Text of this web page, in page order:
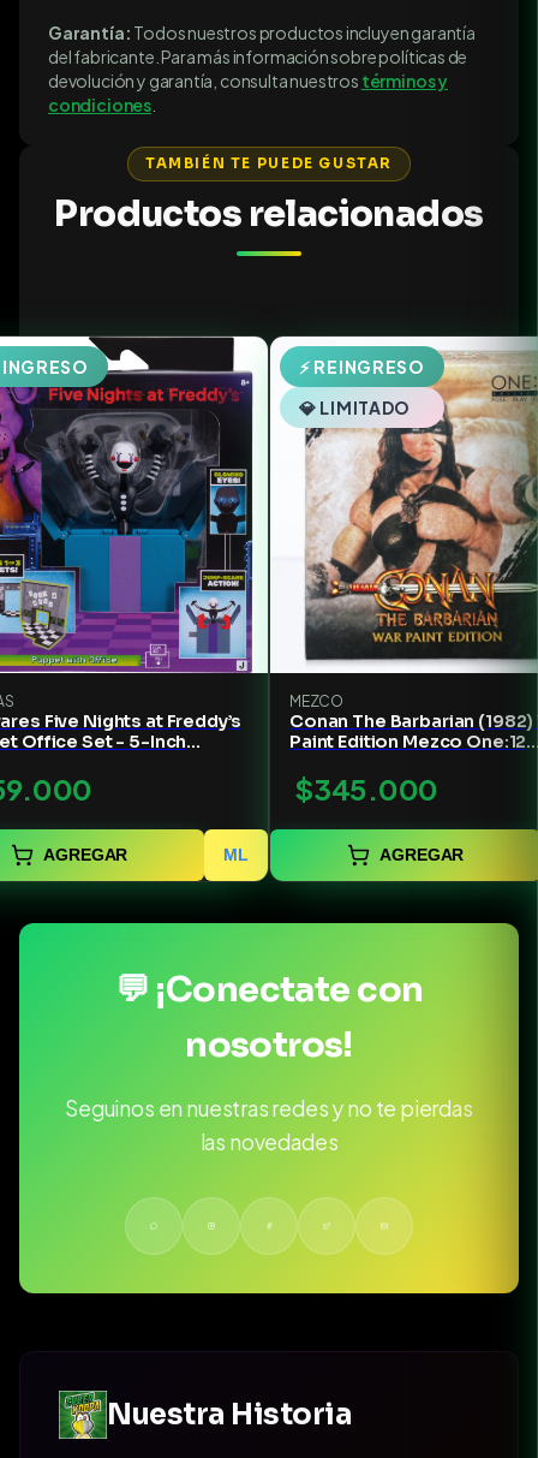
Garantía: Todos nuestros productos incluyen garantía
del fabricante. Para más información sobre políticas de
devolución y garantía, consulta nuestros términos y
condiciones
TAMBIÉN TE PUEDE GUSTAR
Productos relacionados
Five Nights at Freddy’s
Office Set - 5-Inch
Feature Glow-in-
and Optical
AGREGAR ML
⚡ REINGRESO
💎 LIMITADO
MEZCO
Conan The Barbarian (1982)
Paint Edition Mezco One:12
$345.000
AGREGAR
💬 ¡Conectate con
nosotros!
Seguinos en nuestras redes y no te pierdas
las novedades
Nuestra Historia